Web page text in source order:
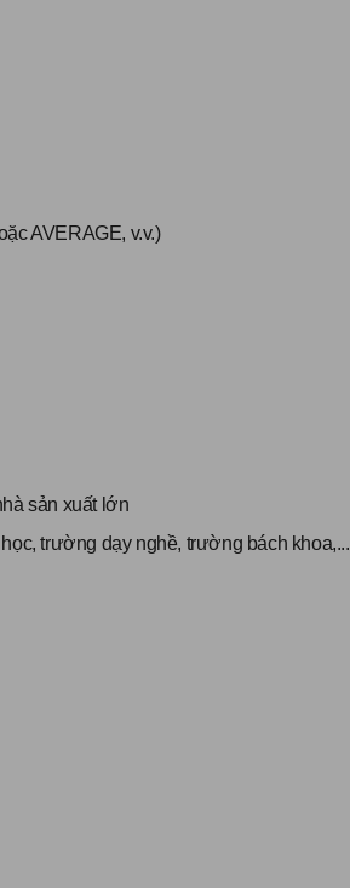
AVERAGE, v.v.)
sản xuất lớn
trường dạy nghề, trường bách khoa,...